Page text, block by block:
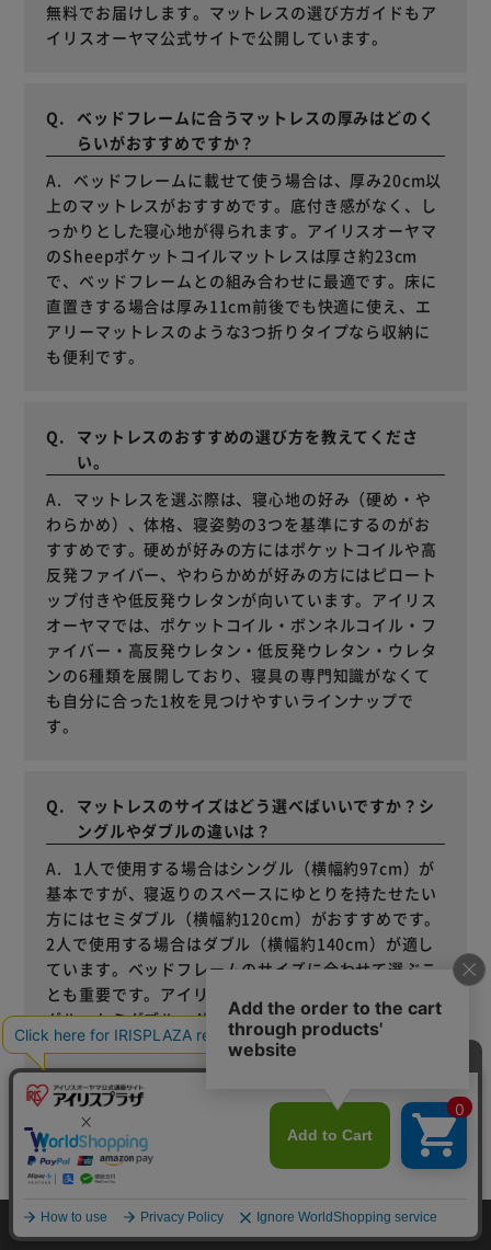
無料でお届けします。マットレスの選び方ガイドもア
イリスオーヤマ公式サイトで公開しています。
ベッドフレームに合うマットレスの厚みはどのく
らいがおすすめですか？
ベッドフレームに載せて使う場合は、厚み20cm以
上のマットレスがおすすめです。底付き感がなく、し
っかりとした寝心地が得られます。アイリスオーヤマ
のSheepポケットコイルマットレスは厚さ約23cm
で、ベッドフレームとの組み合わせに最適です。床に
直置きする場合は厚み11cm前後でも快適に使え、エ
アリーマットレスのような3つ折りタイプなら収納に
も便利です。
マットレスのおすすめの選び方を教えてくださ
い。
マットレスを選ぶ際は、寝心地の好み（硬め・や
わらかめ）、体格、寝姿勢の3つを基準にするのがお
すすめです。硬めが好みの方にはポケットコイルや高
反発ファイバー、やわらかめが好みの方にはピロート
ップ付きや低反発ウレタンが向いています。アイリス
オーヤマでは、ポケットコイル・ボンネルコイル・フ
ァイバー・高反発ウレタン・低反発ウレタン・ウレタ
ンの6種類を展開しており、寝具の専門知識がなくて
も自分に合った1枚を見つけやすいラインナップで
す。
マットレスのサイズはどう選べばいいですか？シ
ングルやダブルの違いは？
1人で使用する場合はシングル（横幅約97cm）が
基本ですが、寝返りのスペースにゆとりを持たせたい
方にはセミダブル（横幅約120cm）がおすすめです。
2人で使用する場合はダブル（横幅約140cm）が適し
ています。ベッドフレームのサイズに合わせて選ぶこ
とも重要です。アイリスオーヤマのマットレスはシン
グル・セミダブル・ダブルの主要3サイズを展開して
おり、用途に合わせてお選びいただけます。
マットレスの寿命と買い替えのサインを教えてく
ださい。
マットレスの寿命は種類や品質によって異なりま
す。スプリング系（ポケットコイル・ボンネルコイ
ル）は耐久性が高く、比較的長くお使いいただけま
HOME 探す ログイン お気に入り お知らせ